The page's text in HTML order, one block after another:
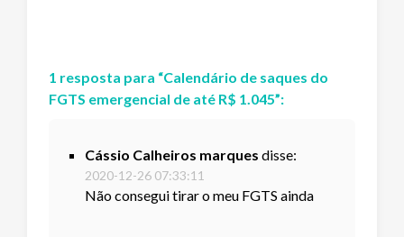
1 resposta para “Calendário de saques do
FGTS emergencial de até R$ 1.045”:
Cássio Calheiros marques disse:
2020-12-26 07:33:11
Não consegui tirar o meu FGTS ainda